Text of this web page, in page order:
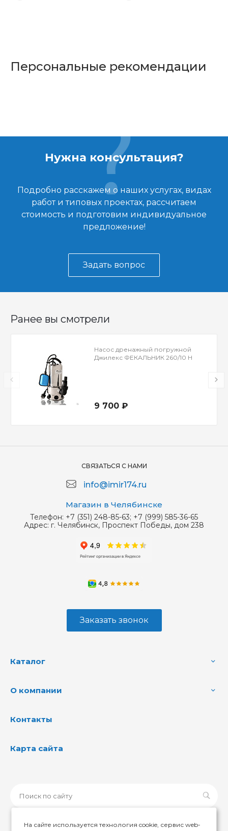
Персональные рекомендации
Нужна консультация?
Подробно расскажем о наших услугах, видах
работ и типовых проектах, рассчитаем
стоимость и подготовим индивидуальное
предложение!
Задать вопрос
Ранее вы смотрели
Насос дренажный погружной
Джилекс ФЕКАЛЬНИК 260/10 Н
9 700 ₽
СВЯЗАТЬСЯ С НАМИ
info@imir174.ru
Магазин в Челябинске
Телефон: +7 (351) 248-85-63; +7 (999) 585-36-65
Адрес: г. Челябинск, Проспект Победы, дом 238
Заказать звонок
Каталог
О компании
Контакты
Карта сайта
На сайте используется технология cookie, сервис web-